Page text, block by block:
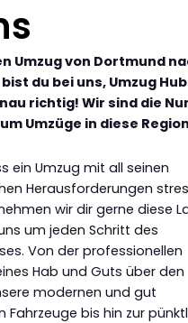
Umzug von Dortmund
du bei uns, Umzug
richtig! Wir sind die
Umzüge in diese
ein Umzug mit all seinen
Herausforderungen
wir dir gerne diese
um jeden Schritt des
Von der professionellen
Hab und Guts über den
modernen und gut
bis hin zur